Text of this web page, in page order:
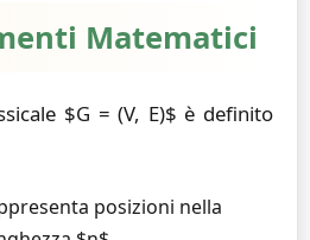
Matematici
$G = (V, E)$ è definito
posizioni nella